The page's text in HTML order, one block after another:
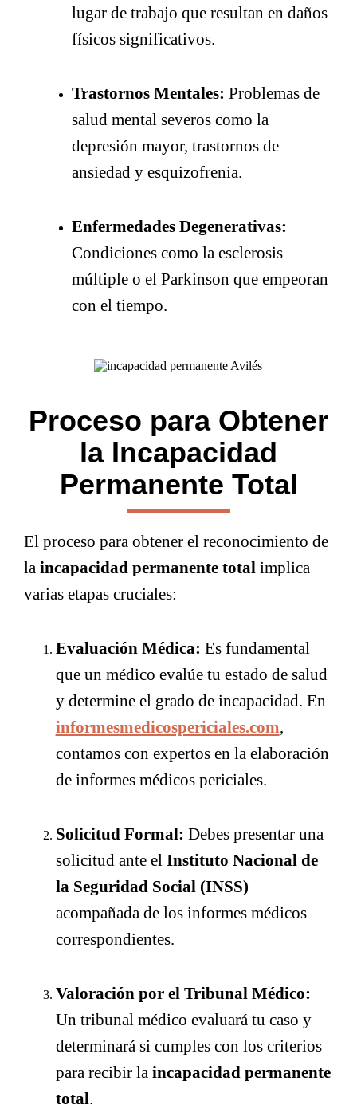
lugar de trabajo que resultan en daños
físicos significativos.
Trastornos Mentales: Problemas de
salud mental severos como la
depresión mayor, trastornos de
ansiedad y esquizofrenia.
Enfermedades Degenerativas:
Condiciones como la esclerosis
múltiple o el Parkinson que empeoran
con el tiempo.
Proceso para Obtener
la Incapacidad
Permanente Total
El proceso para obtener el reconocimiento de
la incapacidad permanente totalimplica
varias etapas cruciales:
Evaluación Médica: Es fundamental
que un médico evalúe tu estado de salud
y determine el grado de incapacidad. En
informesmedicospericiales.com,
contamos con expertos en la elaboración
de informes médicos periciales.
Solicitud Formal: Debes presentar una
solicitud ante el Instituto Nacional de
la Seguridad Social (INSS)
acompañada de los informes médicos
correspondientes.
Valoración por el Tribunal Médico:
Un tribunal médico evaluará tu caso y
determinará si cumples con los criterios
para recibir la incapacidad permanente
total.